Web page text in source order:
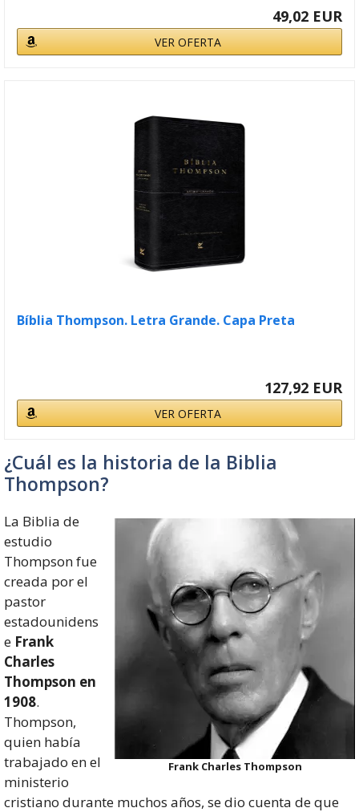
49,02 EUR
VER OFERTA
Bíblia Thompson. Letra Grande. Capa Preta
127,92 EUR
VER OFERTA
¿Cuál es la historia de la Biblia
Thompson?
Frank Charles Thompson
La Biblia de
estudio
Thompson fue
creada por el
pastor
estadounidens
e Frank
Charles
Thompson en
1908.
Thompson,
quien había
trabajado en el
ministerio
cristiano durante muchos años, se dio cuenta de que